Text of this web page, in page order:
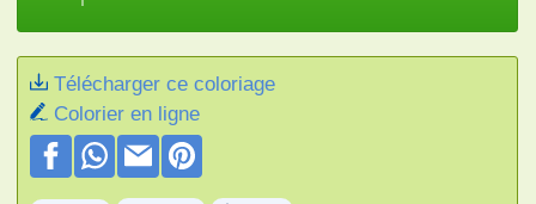
Télécharger ce coloriage
Colorier en ligne